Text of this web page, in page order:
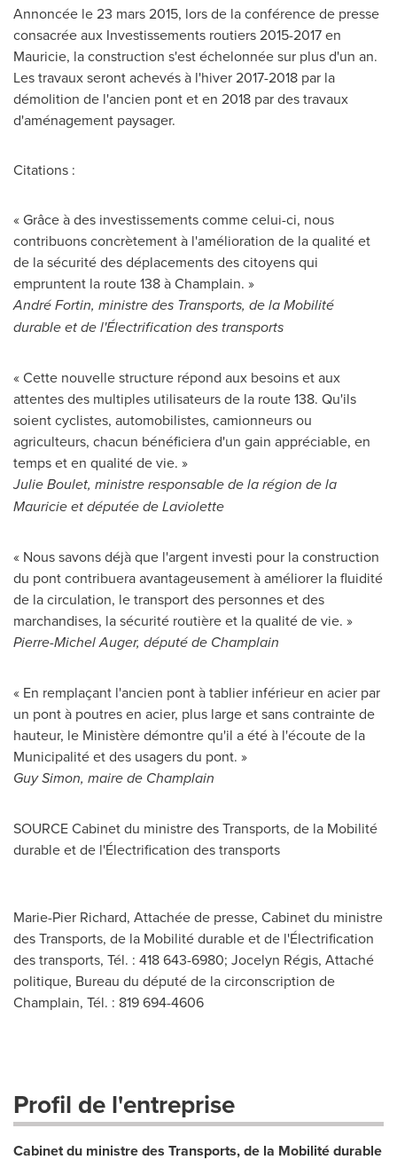
Annoncée le 23 mars 2015, lors de la conférence de presse
consacrée aux Investissements routiers 2015-2017 en
Mauricie, la construction s'est échelonnée sur plus d'un an.
Les travaux seront achevés à l'hiver 2017-2018 par la
démolition de l'ancien pont et en 2018 par des travaux
d'aménagement paysager.
Citations :
« Grâce à des investissements comme celui-ci, nous
contribuons concrètement à l'amélioration de la qualité et
de la sécurité des déplacements des citoyens qui
empruntent la route 138 à Champlain. »
André Fortin, ministre des Transports, de la Mobilité
durable et de l'Électrification des transports
« Cette nouvelle structure répond aux besoins et aux
attentes des multiples utilisateurs de la route 138. Qu'ils
soient cyclistes, automobilistes, camionneurs ou
agriculteurs, chacun bénéficiera d'un gain appréciable, en
temps et en qualité de vie. »
Julie Boulet, ministre responsable de la région de la
Mauricie et députée de Laviolette
« Nous savons déjà que l'argent investi pour la construction
du pont contribuera avantageusement à améliorer la fluidité
de la circulation, le transport des personnes et des
marchandises, la sécurité routière et la qualité de vie. »
Pierre-Michel Auger, député de Champlain
« En remplaçant l'ancien pont à tablier inférieur en acier par
un pont à poutres en acier, plus large et sans contrainte de
hauteur, le Ministère démontre qu'il a été à l'écoute de la
Municipalité et des usagers du pont. »
Guy Simon, maire de Champlain
SOURCE Cabinet du ministre des Transports, de la Mobilité
durable et de l'Électrification des transports
Marie-Pier Richard, Attachée de presse, Cabinet du ministre
des Transports, de la Mobilité durable et de l'Électrification
des transports, Tél. : 418 643-6980; Jocelyn Régis, Attaché
politique, Bureau du député de la circonscription de
Champlain, Tél. : 819 694-4606
Profil de l'entreprise
Cabinet du ministre des Transports, de la Mobilité durable